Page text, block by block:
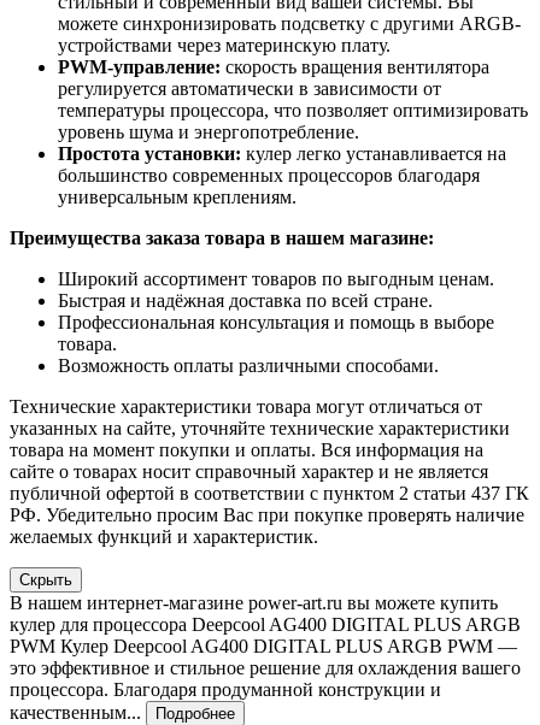
можете синхронизировать подсветку с другими ARGB-
устройствами через материнскую плату.
PWM-управление: скорость вращения вентилятора
регулируется автоматически в зависимости от
температуры процессора, что позволяет оптимизировать
уровень шума и энергопотребление.
Простота установки: кулер легко устанавливается на
большинство современных процессоров благодаря
универсальным креплениям.
Преимущества заказа товара в нашем магазине:
Широкий ассортимент товаров по выгодным ценам.
Быстрая и надёжная доставка по всей стране.
Профессиональная консультация и помощь в выборе
товара.
Возможность оплаты различными способами.
Технические характеристики товара могут отличаться от
указанных на сайте, уточняйте технические характеристики
товара на момент покупки и оплаты. Вся информация на
сайте о товарах носит справочный характер и не является
публичной офертой в соответствии с пунктом 2 статьи 437 ГК
РФ. Убедительно просим Вас при покупке проверять наличие
желаемых функций и характеристик.
Скрыть
В нашем интернет-магазине power-art.ru вы можете купить
кулер для процессора Deepcool AG400 DIGITAL PLUS ARGB
PWM Кулер Deepcool AG400 DIGITAL PLUS ARGB PWM —
это эффективное и стильное решение для охлаждения вашего
процессора. Благодаря продуманной конструкции и
качественным...
Подробнее